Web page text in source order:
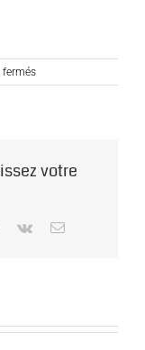
ferméssur
DLUPO-
votre
Pinterest
Vk Email